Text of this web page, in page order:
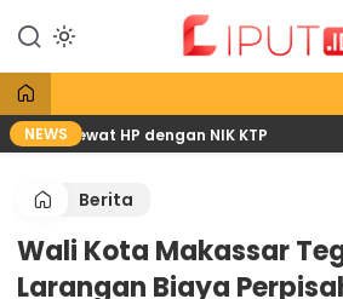
konten
Liput
Liputan Digital
NEWS
lewat HP dengan NIK KTP
Berita
Wali Kota Makassar
Larangan Biaya